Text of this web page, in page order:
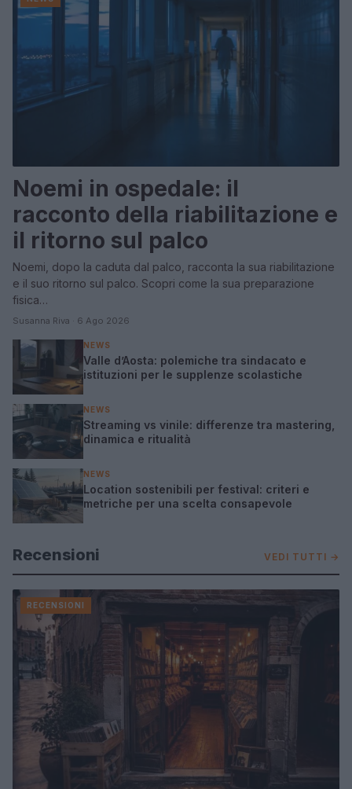
Noemi in ospedale: il
racconto della riabilitazione e
il ritorno sul palco
Noemi, dopo la caduta dal palco, racconta la sua riabilitazione
e il suo ritorno sul palco. Scopri come la sua preparazione
fisica…
Susanna Riva · 6 Ago 2026
NEWS
Valle d’Aosta: polemiche tra sindacato e
istituzioni per le supplenze scolastiche
NEWS
Streaming vs vinile: differenze tra mastering,
dinamica e ritualità
NEWS
Location sostenibili per festival: criteri e
metriche per una scelta consapevole
Recensioni VEDI TUTTI →
RECENSIONI